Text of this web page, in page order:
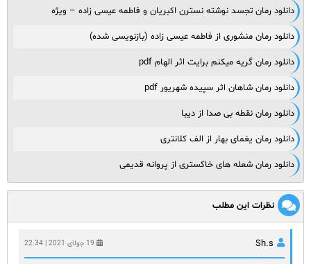
دانلود رمان تجسد نوشته نسترن اکبریان و فاطمه عیسی زاده – ویژه
دانلود رمان منشوری از فاطمه عیسی زاده (بازنویسی شده)
دانلود رمان گریه میکنم برایت اثر الهام pdf
دانلود رمان شاهان اثر سپیده شهریور pdf
دانلود رمان نقطه بی صدا از دیبا
دانلود رمان یغمای بهار از الف کلانتری
دانلود رمان شعله های خاکستری از پروانه قدیمی
نظرات این مطلب
Sh.s 19 جولای 2021 | 22:34